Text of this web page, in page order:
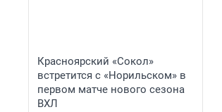
Красноярский «Сокол»
встретится с «Норильском» в
первом матче нового сезона
ВХЛ